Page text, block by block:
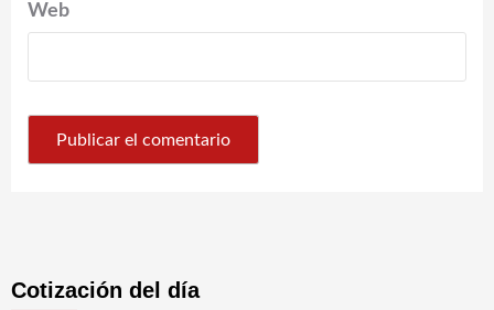
Web
Cotización del día